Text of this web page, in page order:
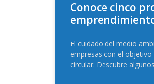
Conoce cinco
El cuidado del medio
empresas con el
circular. Descubre